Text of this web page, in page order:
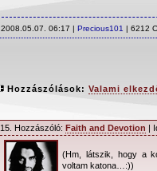
2008.05.07. 06:17 | Precious101 | 6212
Hozzászólások: Valami
15. Hozzászóló: Faith and Devotion |
(Hm, látszik, hogy a
voltam katona…:))